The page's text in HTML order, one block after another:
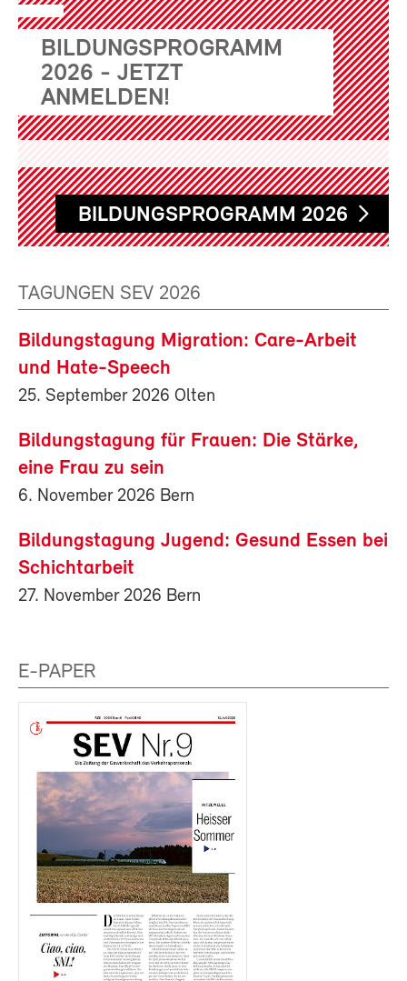
BILDUNGSPROGRAMM
2026 - JETZT
ANMELDEN!
BILDUNGSPROGRAMM 2026
TAGUNGEN SEV 2026
Bildungstagung Migration: Care-Arbeit
und Hate-Speech
25. September 2026 Olten
Bildungstagung für Frauen: Die Stärke,
eine Frau zu sein
6. November 2026 Bern
Bildungstagung Jugend: Gesund Essen bei
Schichtarbeit
27. November 2026 Bern
E-PAPER